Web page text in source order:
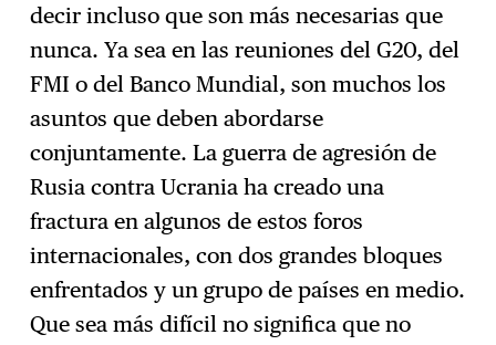
decir incluso que son más necesarias que
nunca. Ya sea en las reuniones del G20, del
FMI o del Banco Mundial, son muchos los
asuntos que deben abordarse
conjuntamente. La guerra de agresión de
Rusia contra Ucrania ha creado una
fractura en algunos de estos foros
internacionales, con dos grandes bloques
enfrentados y un grupo de países en medio.
Que sea más difícil no significa que no